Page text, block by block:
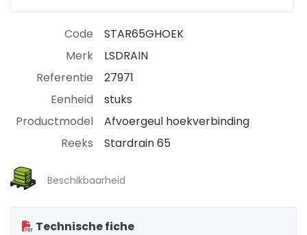
Code
STAR65GHOEK
Merk
LSDRAIN
Referentie
27971
Eenheid
stuks
Productmodel
Afvoergeul hoekverbinding
Reeks
Stardrain 65
Beschikbaarheid
Technische fiche